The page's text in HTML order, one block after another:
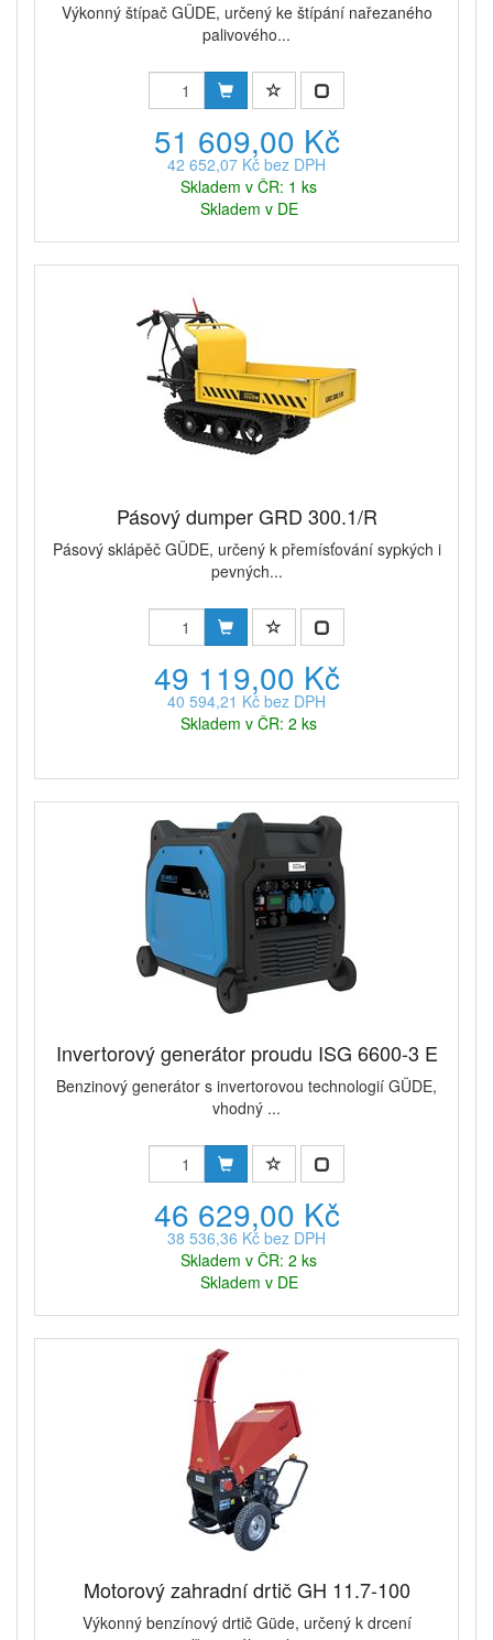
Výkonný štípač GÜDE, určený ke štípání nařezaného
palivového...
51 609,00 Kč
42 652,07 Kč bez DPH
Skladem v ČR: 1 ks
Skladem v DE
Pásový dumper GRD 300.1/R
Pásový sklápěč GÜDE, určený k přemísťování sypkých i
pevných...
49 119,00 Kč
40 594,21 Kč bez DPH
Skladem v ČR: 2 ks
Invertorový generátor proudu ISG 6600-3 E
Benzinový generátor s invertorovou technologií GÜDE,
vhodný ...
46 629,00 Kč
38 536,36 Kč bez DPH
Skladem v ČR: 2 ks
Skladem v DE
Motorový zahradní drtič GH 11.7-100
Výkonný benzínový drtič Güde, určený k drcení